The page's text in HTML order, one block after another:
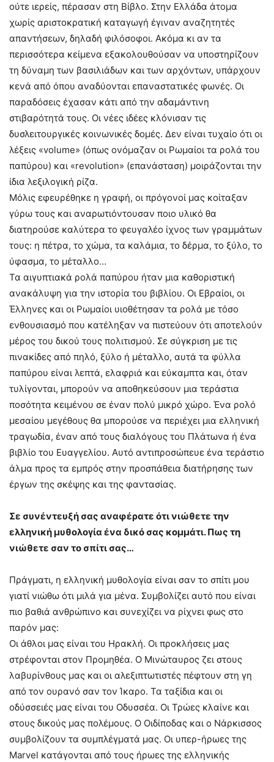
ούτε ιερείς, πέρασαν στη Βίβλο. Στην Ελλάδα άτομα
χωρίς αριστοκρατική καταγωγή έγιναν αναζητητές
απαντήσεων, δηλαδή φιλόσοφοι. Ακόμα κι αν τα
περισσότερα κείμενα εξακολουθούσαν να υποστηρίζουν
τη δύναμη των βασιλιάδων και των αρχόντων, υπάρχουν
κενά από όπου αναδύονται επαναστατικές φωνές. Οι
παραδόσεις έχασαν κάτι από την αδαμάντινη
στιβαρότητά τους. Οι νέες ιδέες κλόνισαν τις
δυσλειτουργικές κοινωνικές δομές. Δεν είναι τυχαίο ότι οι
λέξεις «volume» (όπως ονόμαζαν οι Ρωμαίοι τα ρολά του
παπύρου) και «revolution» (επανάσταση) μοιράζονται την
ίδια λεξιλογική ρίζα.
Μόλις εφευρέθηκε η γραφή, οι πρόγονοί μας κοίταξαν
γύρω τους και αναρωτιόντουσαν ποιο υλικό θα
διατηρούσε καλύτερα το φευγαλέο ίχνος των γραμμάτων
τους: η πέτρα, το χώμα, τα καλάμια, το δέρμα, το ξύλο, το
ύφασμα, το μέταλλο…
Τα αιγυπτιακά ρολά παπύρου ήταν μια καθοριστική
ανακάλυψη για την ιστορία του βιβλίου. Οι Εβραίοι, οι
Έλληνες και οι Ρωμαίοι υιοθέτησαν τα ρολά με τόσο
ενθουσιασμό που κατέληξαν να πιστεύουν ότι αποτελούν
μέρος του δικού τους πολιτισμού. Σε σύγκριση με τις
πινακίδες από πηλό, ξύλο ή μέταλλο, αυτά τα φύλλα
παπύρου είναι λεπτά, ελαφριά και εύκαμπτα και, όταν
τυλίγονται, μπορούν να αποθηκεύσουν μια τεράστια
ποσότητα κειμένου σε έναν πολύ μικρό χώρο. Ένα ρολό
μεσαίου μεγέθους θα μπορούσε να περιέχει μια ελληνική
τραγωδία, έναν από τους διαλόγους του Πλάτωνα ή ένα
βιβλίο του Ευαγγελίου. Αυτό αντιπροσώπευε ένα τεράστιο
άλμα προς τα εμπρός στην προσπάθεια διατήρησης των
έργων της σκέψης και της φαντασίας.
Σε συνέντευξή σας αναφέρατε ότι νιώθετε την
ελληνική μυθολογία ένα δικό σας κομμάτι. Πως τη
νιώθετε σαν το σπίτι σας…
Πράγματι, η ελληνική μυθολογία είναι σαν το σπίτι μου
γιατί νιώθω ότι μιλά για μένα. Συμβολίζει αυτό που είναι
πιο βαθιά ανθρώπινο και συνεχίζει να ρίχνει φως στο
παρόν μας:
Οι άθλοι μας είναι του Ηρακλή. Οι προκλήσεις μας
στρέφονται στον Προμηθέα. Ο Μινώταυρος ζει στους
λαβυρίνθους μας και οι αλεξιπτωτιστές πέφτουν στη γη
από τον ουρανό σαν τον Ίκαρο. Τα ταξίδια και οι
οδύσσειές μας είναι του Οδυσσέα. Οι Τρώες κλαίνε και
στους δικούς μας πολέμους. Ο Οιδίποδας και ο Νάρκισσος
συμβολίζουν τα συμπλέγματά μας. Οι υπερ-ήρωες της
Marvel κατάγονται από τους ήρωες της ελληνικής